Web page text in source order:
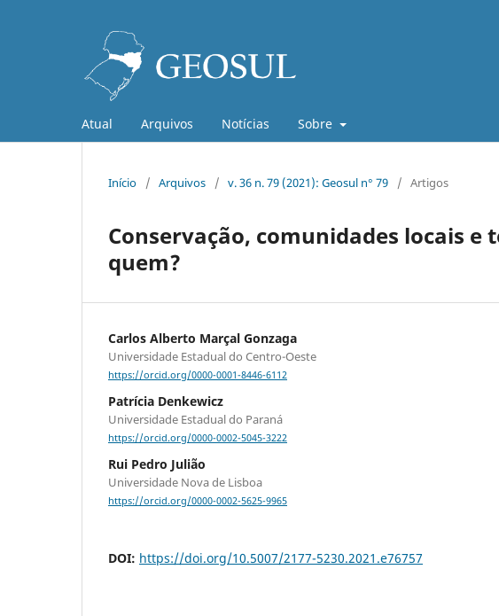
Atual Arquivos Notícias Sobre
Início / Arquivos / v. 36 n. 79 (2021): Geosul n° 79 / Artigos
Conservação, comunidades locais
quem?
Carlos Alberto Marçal Gonzaga
Universidade Estadual do Centro-Oeste
https://orcid.org/0000-0001-8446-6112
Patrícia Denkewicz
Universidade Estadual do Paraná
https://orcid.org/0000-0002-5045-3222
Rui Pedro Julião
Universidade Nova de Lisboa
https://orcid.org/0000-0002-5625-9965
DOI: https://doi.org/10.5007/2177-5230.2021.e76757